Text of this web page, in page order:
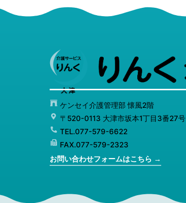
ケンセイ介護管理部 懐風2階
〒520-0113 大津市坂本1丁目3番27号
TEL.077-579-6622
FAX.077-579-2323
お問い合わせフォームはこちら →